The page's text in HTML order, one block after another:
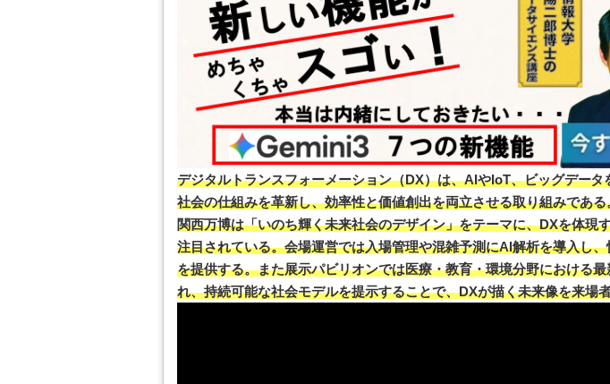
デジタルトランスフォーメーション（DX）は、AIやIoT、ビッグデータ
社会の仕組みを革新し、効率性と価値創出を両立させる取り組みである
関西万博は「いのち輝く未来社会のデザイン」をテーマに、DXを体現
注目されている。会場運営では入場管理や混雑予測にAI解析を導入し
を提供する。また展示パビリオンでは医療・教育・環境分野における
れ、持続可能な社会モデルを提示することで、DXが描く未来像を来場